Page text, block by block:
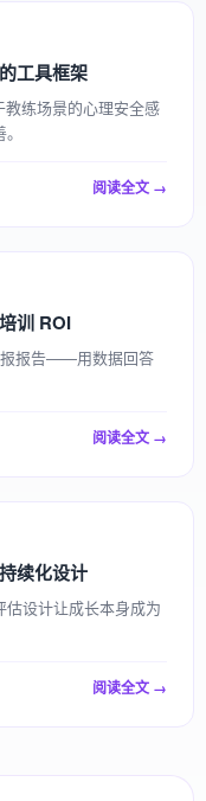
工具框架
练场景的心理安全感
阅读全文 →
训 ROI
报报告——用数据回答
阅读全文 →
续化设计
设计让成长本身成为
阅读全文 →